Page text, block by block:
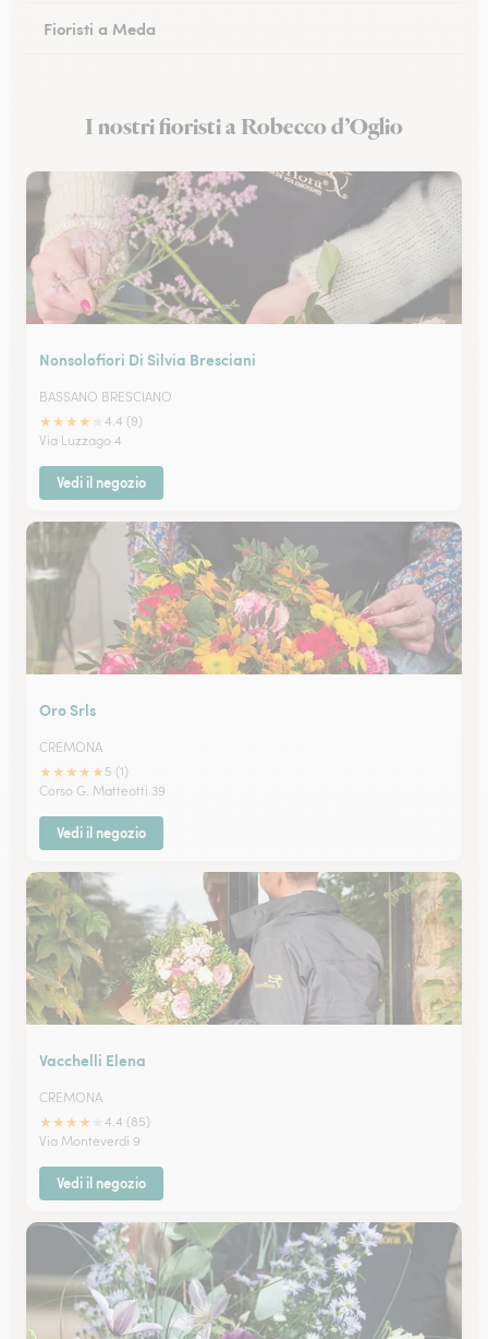
Fioristi a Meda
Fioristi a Monza
I nostri fioristi a Robecco d’Oglio
Nonsolofiori Di Silvia Bresciani
BASSANO BRESCIANO
★★★★
4.4 (9)
Via Luzzago 4
Vedi il negozio
Oro Srls
CREMONA
★★★★★ 5 (1)
Corso G. Matteotti 39
Vedi il negozio
Vacchelli Elena
CREMONA
★★★★
4.4 (85)
Via Monteverdi 9
Vedi il negozio